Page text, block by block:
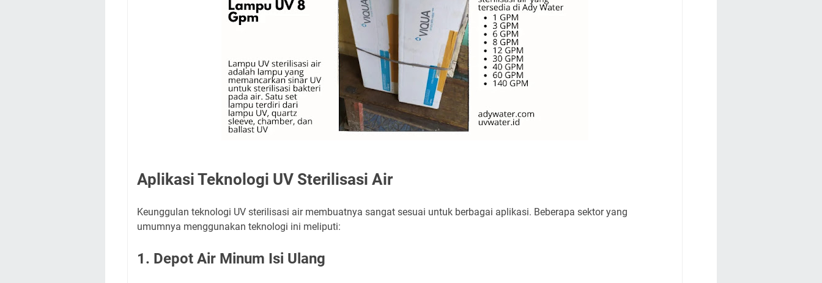
Aplikasi Teknologi UV Sterilisasi Air
Keunggulan teknologi UV sterilisasi air membuatnya sangat sesuai untuk berbagai aplikasi. Beberapa sektor yang
umumnya menggunakan teknologi ini meliputi:
1. Depot Air Minum Isi Ulang